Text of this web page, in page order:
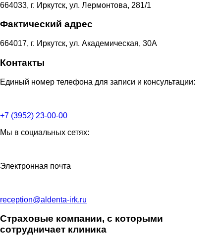
664033, г. Иркутск, ул. Лермонтова, 281/1
Фактический адрес
664017, г. Иркутск, ул. Академическая, 30А
Контакты
Единый номер телефона для записи и консультации:
+7 (3952) 23-00-00
Мы в социальных сетях:
Электронная почта
reception@aldenta-irk.ru
Страховые компании, с которыми
сотрудничает клиника